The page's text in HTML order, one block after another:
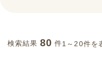
検索結果 80 件1～20件を